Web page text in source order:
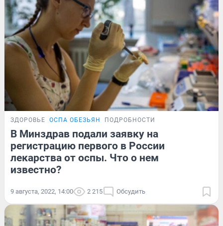
ЗДОРОВЬЕ ОСПА ОБЕЗЬЯН ПОДРОБНОСТИ
В Минздрав подали заявку на
регистрацию первого в России
лекарства от оспы. Что о нем
известно?
9 августа, 2022, 14:00 2 215 Обсудить